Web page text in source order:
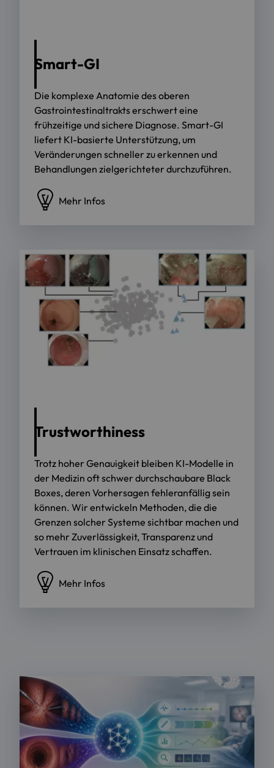
Smart-GI
Die komplexe Anatomie des oberen
Gastrointestinaltrakts erschwert eine
frühzeitige und sichere Diagnose. Smart-GI
liefert KI-basierte Unterstützung, um
Veränderungen schneller zu erkennen und
Behandlungen zielgerichteter durchzuführen.
Mehr Infos
Trustworthiness
Trotz hoher Genauigkeit bleiben KI-Modelle in
der Medizin oft schwer durchschaubare Black
Boxes, deren Vorhersagen fehleranfällig sein
können. Wir entwickeln Methoden, die die
Grenzen solcher Systeme sichtbar machen und
so mehr Zuverlässigkeit, Transparenz und
Vertrauen im klinischen Einsatz schaffen.
Mehr Infos